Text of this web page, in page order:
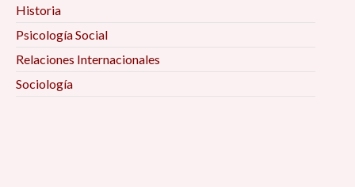
Historia
Psicología Social
Relaciones Internacionales
Sociología